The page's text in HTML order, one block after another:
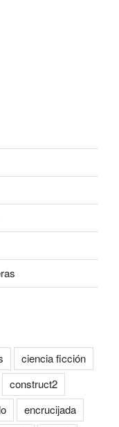
ciencia ficción
construct2
encrucijada